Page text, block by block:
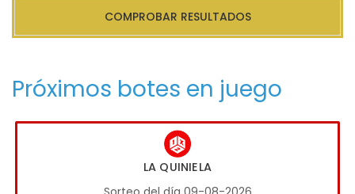
COMPROBAR RESULTADOS
Próximos botes en juego
LA QUINIELA